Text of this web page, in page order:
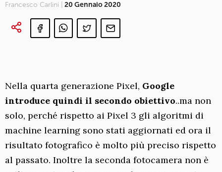
Francesco Carlini | 20 Gennaio 2020
Nella quarta generazione Pixel, Google
introduce quindi il secondo obiettivo..ma non
solo, perché rispetto ai Pixel 3 gli algoritmi di
machine learning sono stati aggiornati ed ora il
risultato fotografico è molto più preciso rispetto
al passato. Inoltre la seconda fotocamera non è